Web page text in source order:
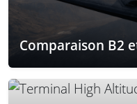
Comparaison B2